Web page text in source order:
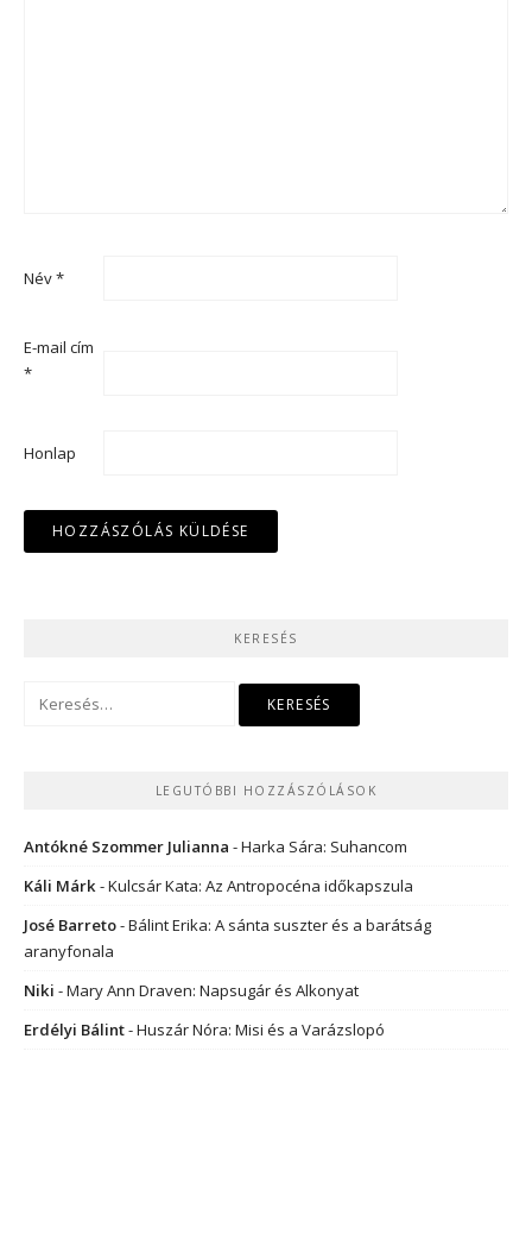
Név*
E-mail cím
*
Honlap
KERESÉS
LEGUTÓBBI HOZZÁSZÓLÁSOK
Antókné Szommer Julianna -Harka Sára: Suhancom
Káli Márk-Kulcsár Kata: Az Antropocéna időkapszula
José Barreto-Bálint Erika: A sánta suszter és a barátság
aranyfonala
Niki -Mary Ann Draven: Napsugár és Alkonyat
Erdélyi Bálint-Huszár Nóra: Misi és a Varázslopó